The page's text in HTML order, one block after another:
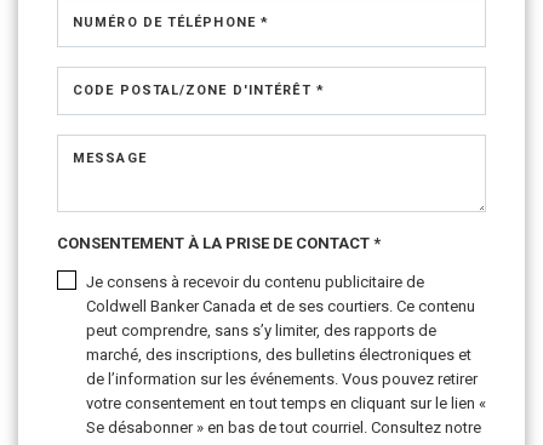
NUMÉRO DE TÉLÉPHONE *
CODE POSTAL/ZONE D'INTÉRÊT *
MESSAGE
CONSENTEMENT À LA PRISE DE CONTACT *
Je consens à recevoir du contenu publicitaire de
Coldwell Banker Canada et de ses courtiers. Ce contenu
peut comprendre, sans s’y limiter, des rapports de
marché, des inscriptions, des bulletins électroniques et
de l’information sur les événements. Vous pouvez retirer
votre consentement en tout temps en cliquant sur le lien «
Se désabonner » en bas de tout courriel. Consultez notre